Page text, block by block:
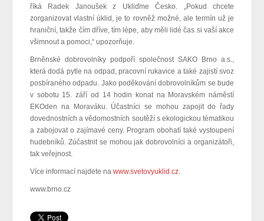
říká Radek Janoušek z Ukliďme Česko. „Pokud chcete
zorganizovat vlastní úklid, je to rovněž možné, ale termín už je
hraniční, takže čím dříve, tím lépe, aby měli lidé čas si vaší akce
všimnout a pomoci,“ upozorňuje.
Brněnské dobrovolníky podpoří společnost SAKO Brno a.s.,
která dodá pytle na odpad, pracovní rukavice a také zajistí svoz
posbíraného odpadu. Jako poděkování dobrovolníkům se bude
v sobotu 15. září od 14 hodin konat na Moravském náměstí
EKOden na Moraváku. Účastníci se mohou zapojit do řady
dovednostních a vědomostních soutěží s ekologickou tématikou
a zabojovat o zajímavé ceny. Program obohatí také vystoupení
hudebníků. Zúčastnit se mohou jak dobrovolníci a organizátoři,
tak veřejnost.
Více informací najdete na www.svetovyuklid.cz.
www.brno.cz